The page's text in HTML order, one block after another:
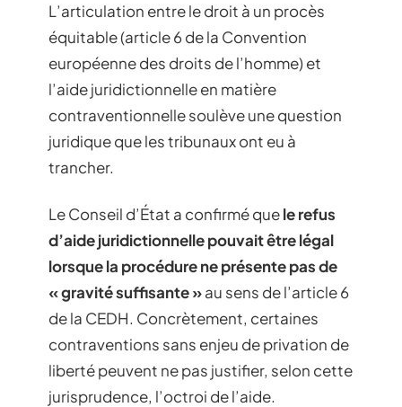
L’articulation entre le droit à un procès
équitable (article 6 de la Convention
européenne des droits de l’homme) et
l’aide juridictionnelle en matière
contraventionnelle soulève une question
juridique que les tribunaux ont eu à
trancher.
Le Conseil d’État a confirmé quele refus
d’aide juridictionnelle pouvait être légal
lorsque la procédure ne présente pas de
« gravité suffisante »au sens de l’article 6
de la CEDH. Concrètement, certaines
contraventions sans enjeu de privation de
liberté peuvent ne pas justifier, selon cette
jurisprudence, l’octroi de l’aide.